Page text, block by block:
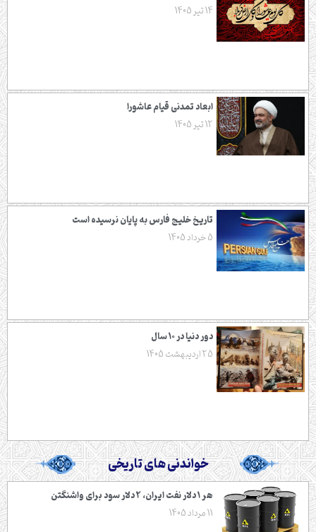
14 تیر 1405
ابعاد تمدنی قيام عاشورا
12 تیر 1405
تاریخ خلیج فارس به پایان نرسیده است
5 خرداد 1405
دور دنیا در ۱۰ سال
25 اردیبهشت 1405
خواندنی های تاریخی
هر ۱ دلار نفت ایران، ۲ دلار سود برای واشنگتن
11 مرداد 1405